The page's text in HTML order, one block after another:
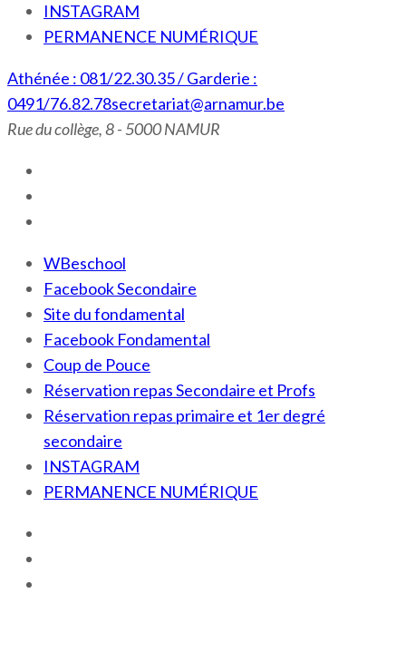
INSTAGRAM
PERMANENCE NUMÉRIQUE
Athénée : 081/22.30.35 / Garderie :
0491/76.82.78secretariat@arnamur.be
Rue du collège, 8 - 5000 NAMUR
WBeschool
Facebook Secondaire
Site du fondamental
Facebook Fondamental
Coup de Pouce
Réservation repas Secondaire et Profs
Réservation repas primaire et 1er degré
secondaire
INSTAGRAM
PERMANENCE NUMÉRIQUE